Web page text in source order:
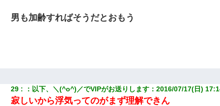
男も加齢すればそうだとおもう
29 ： 以下、＼(^o^)／でVIPがお送りします ：2016/07/17(日)
寂しいから浮気ってのがまず理解できん